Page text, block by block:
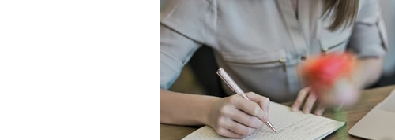
論文編輯和校對 學業成功貼
編寫履歷 (CV) 指南